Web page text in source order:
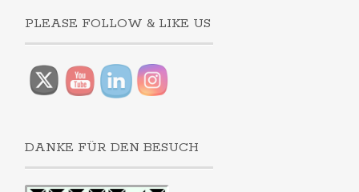
PLEASE FOLLOW & LIKE US
DANKE FÜR DEN BESUCH